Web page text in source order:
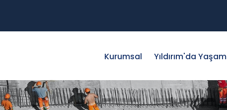
Kurumsal Yıldırım'da Yaşam